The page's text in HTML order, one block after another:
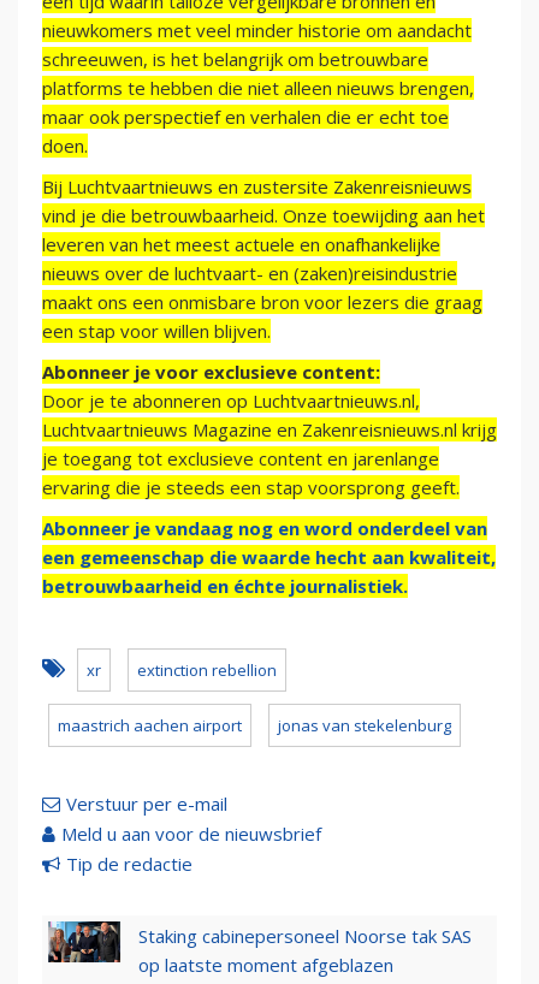
nieuwkomers met veel minder historie om aandacht
schreeuwen, is het belangrijk om betrouwbare
platforms te hebben die niet alleen nieuws brengen,
maar ook perspectief en verhalen die er echt toe
doen.
Bij Luchtvaartnieuws en zustersite Zakenreisnieuws
vind je die betrouwbaarheid. Onze toewijding aan het
leveren van het meest actuele en onafhankelijke
nieuws over de luchtvaart- en (zaken)reisindustrie
maakt ons een onmisbare bron voor lezers die graag
een stap voor willen blijven.
Abonneer je voor exclusieve content:
Door je te abonneren op Luchtvaartnieuws.nl,
Luchtvaartnieuws Magazine en Zakenreisnieuws.nl krijg
je toegang tot exclusieve content en jarenlange
ervaring die je steeds een stap voorsprong geeft.
Abonneer je vandaag nog en word onderdeel van
een gemeenschap die waarde hecht aan kwaliteit,
betrouwbaarheid en échte journalistiek.
xr extinction rebellion
maastrich aachen airport jonas van stekelenburg
Verstuur per e-mail
Meld u aan voor de nieuwsbrief
Tip de redactie
Staking cabinepersoneel Noorse tak SAS
op laatste moment afgeblazen